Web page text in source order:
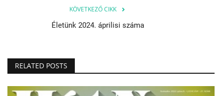
KÖVETKEZŐ CIKK
Életünk 2024. áprilisi száma
RELATED POSTS